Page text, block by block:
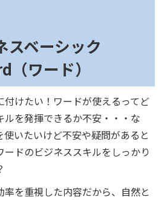
スベーシック
（ワード）
付けたい！ワードが使えるってど
ルを発揮できるか不安・・・な
使いたいけど不安や疑問があると
ードのビジネススキルをしっかり
を重視した内容だから、自然と